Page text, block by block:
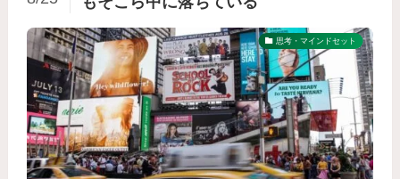
思考・マインドセット